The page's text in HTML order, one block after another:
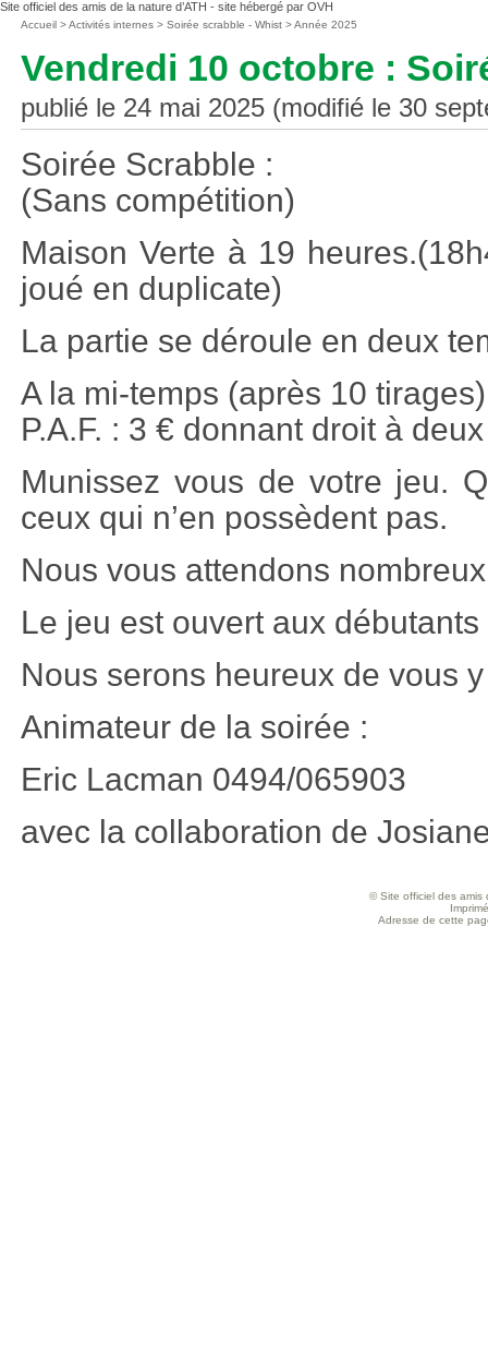
Site officiel des amis de la nature d’ATH - site hébergé par OVH
Vous
ici
Accueil >Activités internes >Soirée scrabble - Whist >Année 2025
Vendredi 10 octobre :
publié le 24 mai 2025 (modifié le 30
Soirée Scrabble :
(Sans compétition)
Maison Verte à 19
joué en duplicate)
La partie se déroule en deux
A la mi-temps (après 10
P.A.F. : 3 € donnant droit à
Munissez vous de votre jeu.
ceux qui n’en possèdent pas.
Nous vous attendons
Le jeu est ouvert aux
Nous serons heureux de vous
Animateur de la soirée :
Eric Lacman 0494/065903
avec la collaboration de
© Site officiel des amis
Adresse de cette